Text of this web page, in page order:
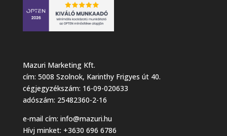
Mazuri Marketing Kft.
cím: 5008 Szolnok, Karinthy Frigyes út 40.
cégjegyzékszám: 16-09-020633
adószám: 25482360-2-16
e-mail cím: info@mazuri.hu
Hívj minket: +3630 696 6786